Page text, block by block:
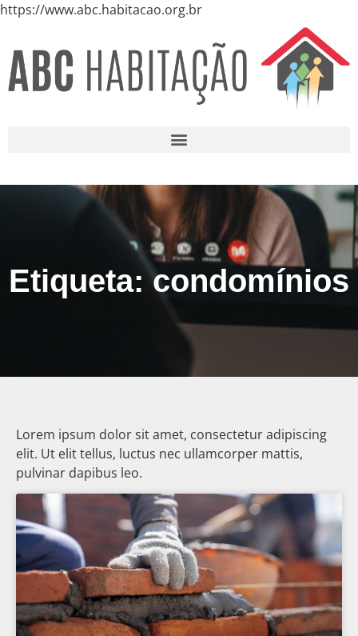
https://www.abc.habitacao.org.br
Etiqueta: condomínios
Lorem ipsum dolor sit amet, consectetur adipiscing
elit. Ut elit tellus, luctus nec ullamcorper mattis,
pulvinar dapibus leo.